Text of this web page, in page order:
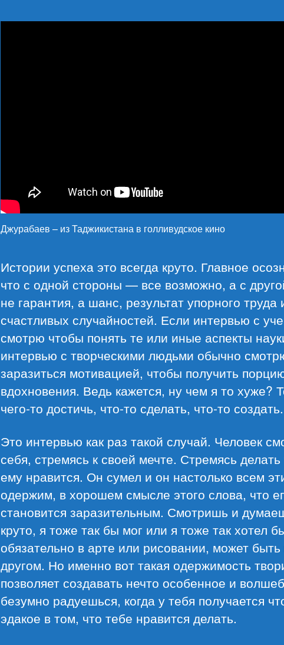
Джурабаев – из Таджикистана в голливудское кино
Истории успеха это всегда круто. Главное
что с одной стороны — все возможно, а с
не гарантия, а шанс, результат упорного
счастливых случайностей. Если интервью с
смотрю чтобы понять те или иные аспекты
интервью с творческими людьми обычно
заразиться мотивацией, чтобы получить
вдохновения. Ведь кажется, ну чем я то хуже?
чего-то достичь, что-то сделать, что-то создать.
Это интервью как раз такой случай. Человек
себя, стремясь к своей мечте. Стремясь делать
ему нравится. Он сумел и он настолько всем
одержим, в хорошем смысле этого слова, что
становится заразительным. Смотришь и
круто, я тоже так бы мог или я тоже так хотел
обязательно в арте или рисовании, может
другом. Но именно вот такая одержимость
позволяет создавать нечто особенное и
безумно радуешься, когда у тебя получается
эдакое в том, что тебе нравится делать.